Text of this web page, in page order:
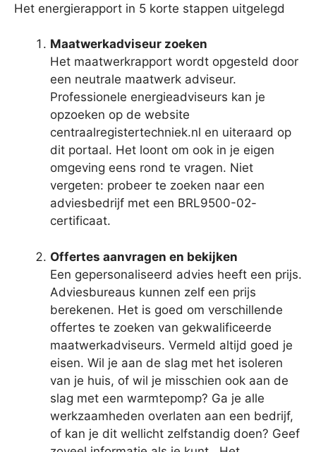
Het energierapport in 5 korte stappen uitgelegd
Maatwerkadviseur zoeken
Het maatwerkrapport wordt opgesteld door
een neutrale maatwerk adviseur.
Professionele energieadviseurs kan je
opzoeken op de website
centraalregistertechniek.nl en uiteraard op
dit portaal. Het loont om ook in je eigen
omgeving eens rond te vragen. Niet
vergeten: probeer te zoeken naar een
adviesbedrijf met een BRL9500-02-
certificaat.
Offertes aanvragen en bekijken
Een gepersonaliseerd advies heeft een prijs.
Adviesbureaus kunnen zelf een prijs
berekenen. Het is goed om verschillende
offertes te zoeken van gekwalificeerde
maatwerkadviseurs. Vermeld altijd goed je
eisen. Wil je aan de slag met het isoleren
van je huis, of wil je misschien ook aan de
slag met een warmtepomp? Ga je alle
werkzaamheden overlaten aan een bedrijf,
of kan je dit wellicht zelfstandig doen? Geef